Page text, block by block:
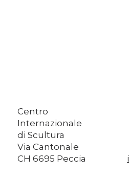
Centro
Internazionale
di Scultura
Via Cantonale
CH 6695 Peccia